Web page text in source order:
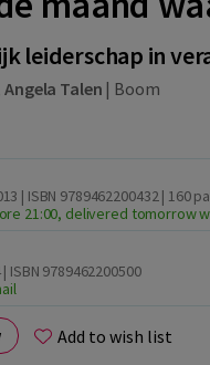
leiderschap in
Angela Talen | Boom
| ISBN 9789462200432| 160
21:00, delivered tomorrow
ISBN 9789462200500
Add to wish list